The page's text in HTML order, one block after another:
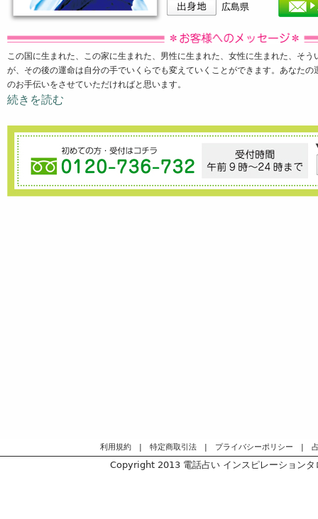
広島県
この国に生まれた、この家に生まれた、男性に生まれた、女性に生まれた、そ
が、その後の運命は自分の手でいくらでも変えていくことができます。あなた
のお手伝いをさせていただければと思います。
続きを読む
利用規約 | 特定商取引法 | プライバシーポリシー |
Copyright 2013 電話占い インスピレーション